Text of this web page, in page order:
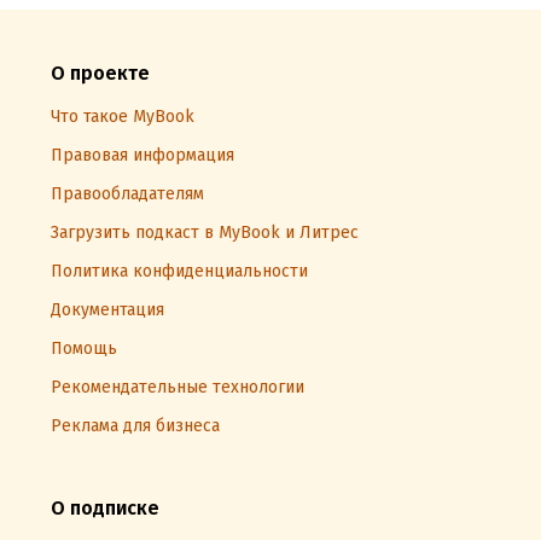
О проекте
Что такое MyBook
Правовая информация
Правообладателям
Загрузить подкаст в MyBook и Литрес
Политика конфиденциальности
Документация
Помощь
Рекомендательные технологии
Реклама для бизнеса
О подписке